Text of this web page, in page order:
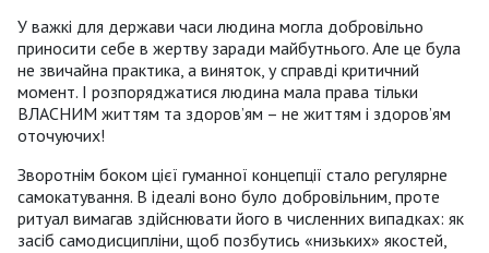
У важкі для держави часи людина могла добровільно
приносити себе в жертву заради майбутнього. Але це була
не звичайна практика, а виняток, у справді критичний
момент. І розпоряджатися людина мала права тільки
ВЛАСНИМ життям та здоров’ям – не життям і здоров’ям
оточуючих!
Зворотнім боком цієї гуманної концепції стало регулярне
самокатування. В ідеалі воно було добровільним, проте
ритуал вимагав здійснювати його в численних випадках: як
засіб самодисципліни, щоб позбутись «низьких» якостей,